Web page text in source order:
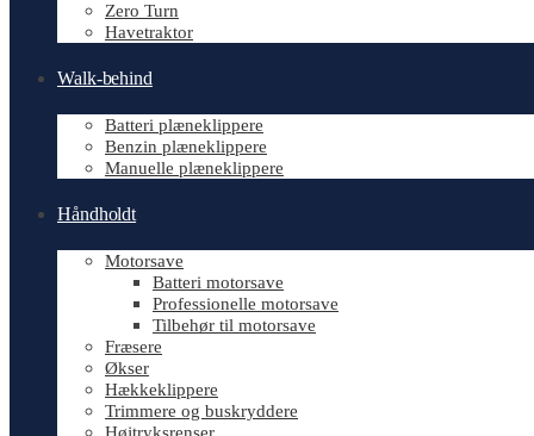
Zero Turn
Havetraktor
Walk-behind
Batteri plæneklippere
Benzin plæneklippere
Manuelle plæneklippere
Håndholdt
Motorsave
Batteri motorsave
Professionelle motorsave
Tilbehør til motorsave
Fræsere
Økser
Hækkeklippere
Trimmere og buskryddere